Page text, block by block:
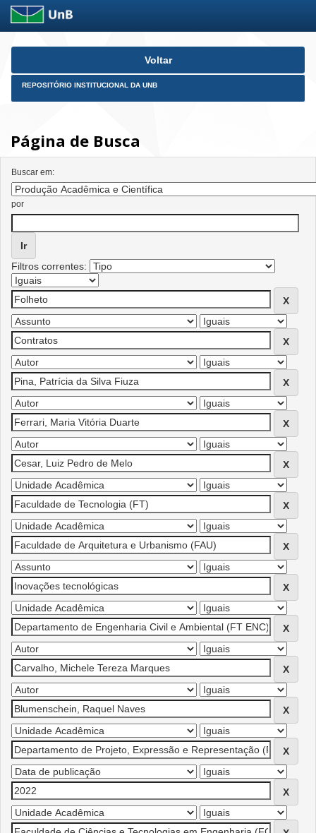
Skip
Voltar
REPOSITÓRIO INSTITUCIONAL DA UNB
Página de Busca
Buscar em:
por
Filtros correntes: